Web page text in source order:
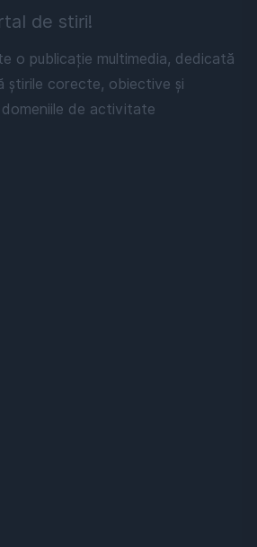
de stiri!
o publicație multimedia, dedicată
știrile corecte, obiective și
de activitate